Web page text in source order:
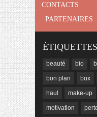
CONTACTS
PARTENAIRES
ÉTIQUETTES
beauté bio
bon plan box
haul make-up
motivation